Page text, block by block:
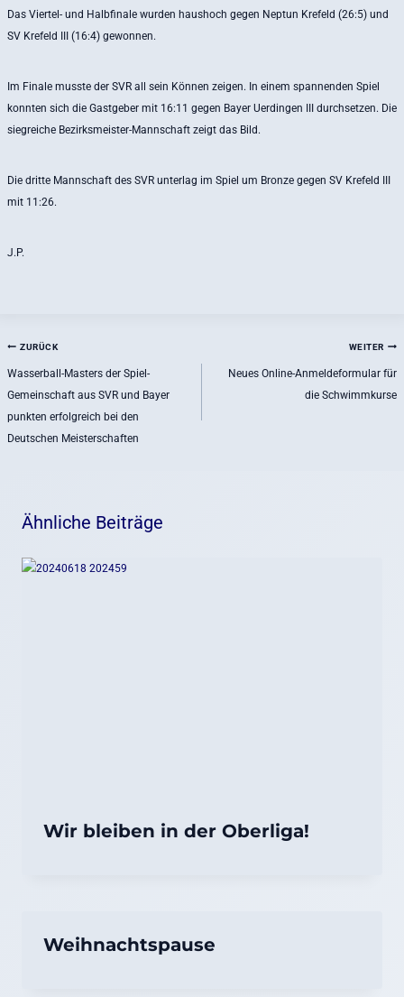
Das Viertel- und Halbfinale wurden haushoch gegen Neptun Krefeld (26:5) und
SV Krefeld III (16:4) gewonnen.
Im Finale musste der SVR all sein Können zeigen. In einem spannenden Spiel
konnten sich die Gastgeber mit 16:11 gegen Bayer Uerdingen III durchsetzen. Die
siegreiche Bezirksmeister-Mannschaft zeigt das Bild.
Die dritte Mannschaft des SVR unterlag im Spiel um Bronze gegen SV Krefeld III
mit 11:26.
J.P.
Beitragsnavigation
ZURÜCK
Wasserball-Masters der Spiel-
Gemeinschaft aus SVR und Bayer
punkten erfolgreich bei den
Deutschen Meisterschaften
WEITER
Neues Online-Anmeldeformular für
die Schwimmkurse
Ähnliche Beiträge
Wir bleiben in der Oberliga!
Weihnachtspause